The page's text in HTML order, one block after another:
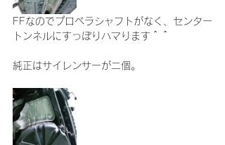
FFなのでプロペラシャフトがなく、センター
トンネルにすっぽりハマります＾＾
純正はサイレンサーが二個。